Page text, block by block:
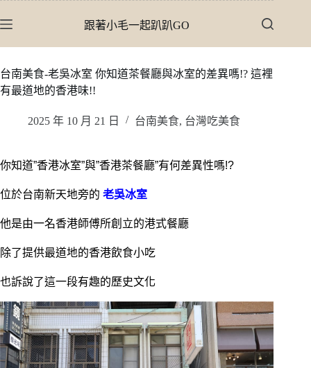
至
內
容
跟著小毛一起趴趴GO
台南美食-老吳冰室 你知道茶餐廳與冰室的差異嗎!? 這裡
有最道地的香港味!!
2025 年 10 月 21 日 台南美食, 台灣吃美食
你知道”香港冰室”與”香港茶餐廳”有何差異性嗎!?
位於台南新天地旁的 老吳冰室
他是由一名香港師傅所創立的港式餐廳
除了提供最道地的香港飲食小吃
也訴說了這一段有趣的歷史文化